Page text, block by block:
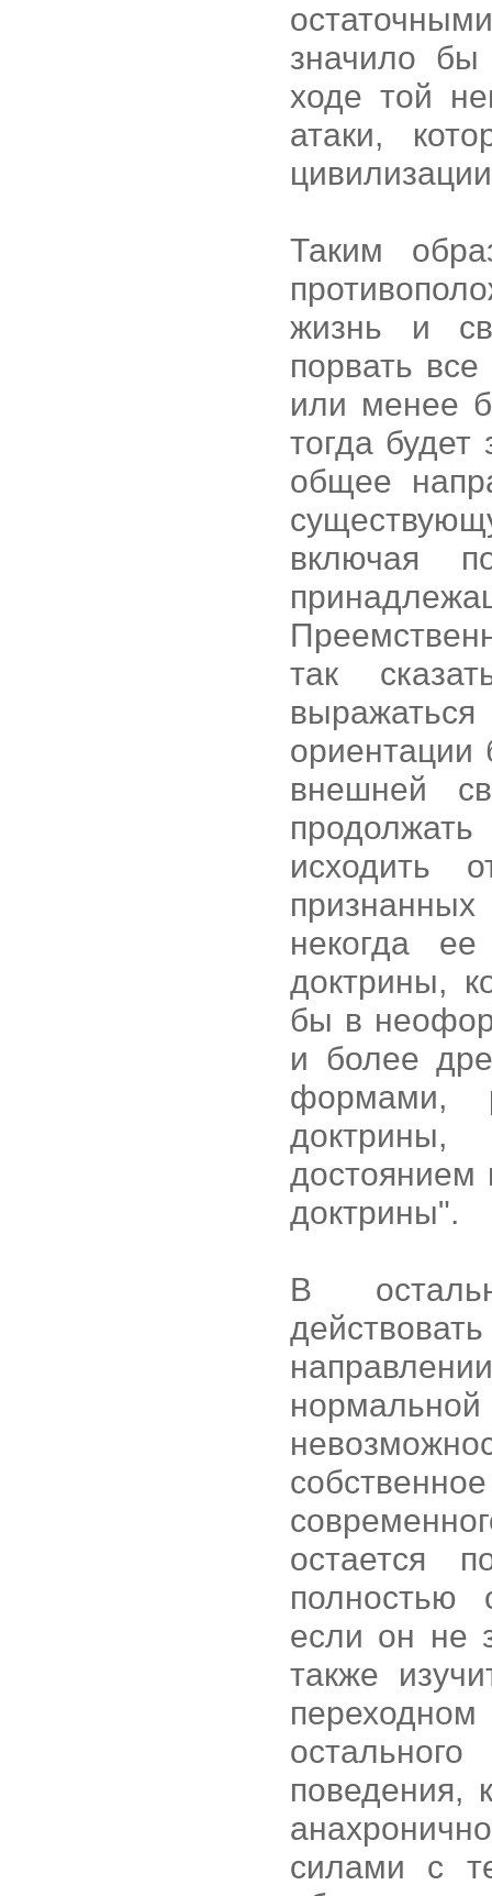
значило
ходе той
атаки,
Таким
жизнь и
порвать
или менее
тогда
общее
включая
так
ориентации
внешней
исходить
некогда
доктрины,
бы в
и более
формами,
достоянием
доктрины".
В
остается
полностью
если он не
также
поведения,
силами с